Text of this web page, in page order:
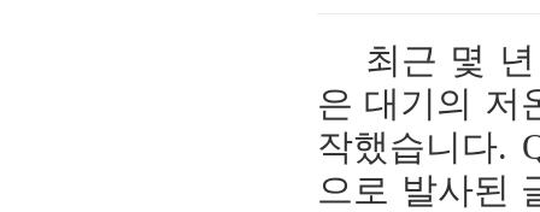
최근 몇 년
은 대기의 저
작했습니다.
으로 발사된